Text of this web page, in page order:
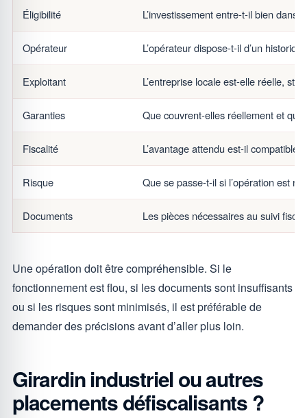
Éligibilité L’investissement entre-t-il bien dans
Opérateur L’opérateur dispose-t-il d’un
Exploitant L’entreprise locale est-elle réelle,
Garanties Que couvrent-elles réellement et
Fiscalité L’avantage attendu est-il compatible
Risque Que se passe-t-il si l’opération est
Documents Les pièces nécessaires au suivi
Une opération doit être compréhensible. Si le
fonctionnement est flou, si les documents sont insuffisants
ou si les risques sont minimisés, il est préférable de
demander des précisions avant d’aller plus loin.
Girardin industriel ou autres
placements défiscalisants ?